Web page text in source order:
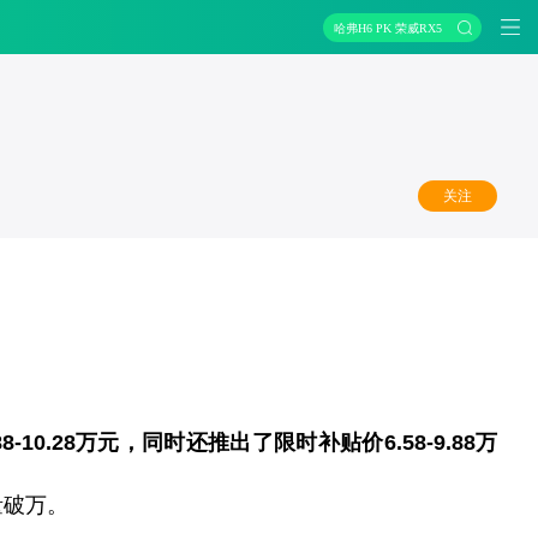
哈弗H6 PK 荣威RX5
关注
10.28万元，同时还推出了限时补贴价6.58-9.88万
万。